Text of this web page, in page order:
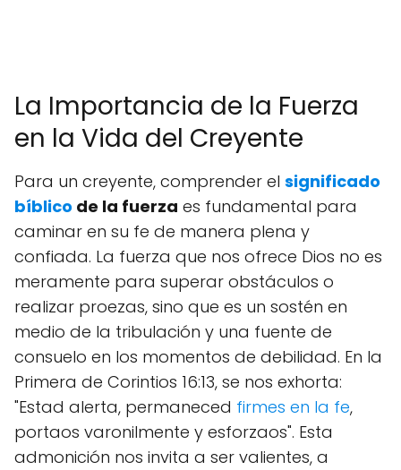
La Importancia de la Fuerza
en la Vida del Creyente
Para un creyente, comprender el significado
bíblico de la fuerza es fundamental para
caminar en su fe de manera plena y
confiada. La fuerza que nos ofrece Dios no es
meramente para superar obstáculos o
realizar proezas, sino que es un sostén en
medio de la tribulación y una fuente de
consuelo en los momentos de debilidad. En la
Primera de Corintios 16:13, se nos exhorta:
"Estad alerta, permaneced firmes en la fe,
portaos varonilmente y esforzaos". Esta
admonición nos invita a ser valientes, a